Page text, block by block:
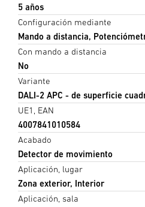
5 años
Configuración mediante
Mando a distancia,
Con mando a distancia
No
Variante
DALI-2 APC - de superficie
UE1, EAN
4007841010584
Acabado
Detector de movimiento
Aplicación, lugar
Zona exterior, Interior
Aplicación, sala